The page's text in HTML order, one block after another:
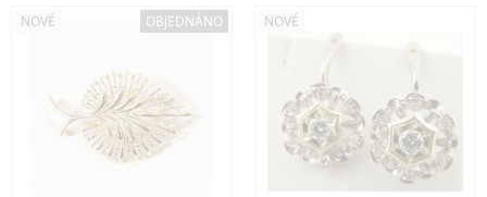
NOVÉ OBJEDNÁNO NOVÉ